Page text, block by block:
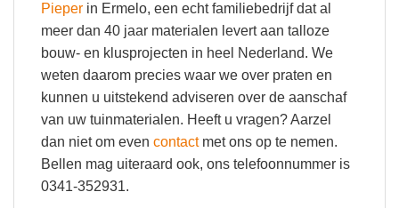
Pieper in Ermelo, een echt familiebedrijf dat al
meer dan 40 jaar materialen levert aan talloze
bouw- en klusprojecten in heel Nederland. We
weten daarom precies waar we over praten en
kunnen u uitstekend adviseren over de aanschaf
van uw tuinmaterialen. Heeft u vragen? Aarzel
dan niet om even contactmet ons op te nemen.
Bellen mag uiteraard ook, ons telefoonnummer is
0341-352931.